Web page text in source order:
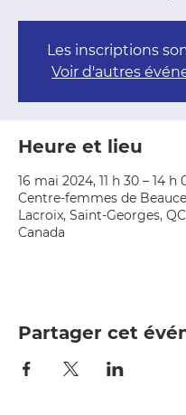
Les inscriptions
Voir d'autres
Heure et lieu
16 mai 2024, 11 h 30 – 14 h
Centre-femmes de
Lacroix, Saint-Georges, QC
Canada
Partager cet